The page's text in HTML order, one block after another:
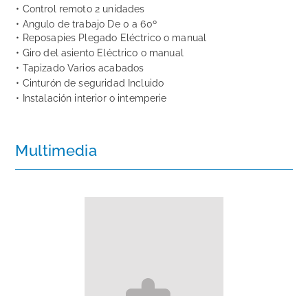
• Control remoto 2 unidades
• Angulo de trabajo De 0 a 60º
• Reposapies Plegado Eléctrico o manual
• Giro del asiento Eléctrico o manual
• Tapizado Varios acabados
• Cinturón de seguridad Incluido
• Instalación interior o intemperie
Multimedia